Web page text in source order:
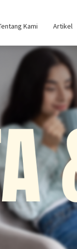
Kami Artikel